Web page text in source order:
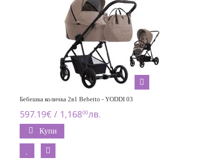
Бебешка количка 2в1 Bebetto - YODDI 03
597.19€ / 1,16800лв.
Купи